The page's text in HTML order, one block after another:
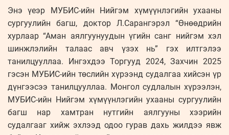
Энэ үеэр МУБИС-ийн Нийгэм хүмүүнлэгийн ухааны
сургуулийн багш, доктор Л.Сарангэрэл “Өнөөдрийн
хурлаар “Аман аялгуунуудын үгийн санг нийгэм хэл
шинжлэлийн талаас авч үзэх нь” гэх илтгэлээ
танилцууллаа. Ингэхдээ Торгууд 2024, Захчин 2025
гэсэн МУБИС-ийн төслийн хүрээнд судалгаа хийсэн үр
дүнгээсээ танилцууллаа. Монгол судлалын хүрээлэн,
МУБИС-ийн Нийгэм хүмүүнлэгийн ухааны сургуулийн
багш нар хамтран нутгийн аялгууны хээрийн
судалгааг хийж эхлээд одоо гурав дахь жилдээ явж